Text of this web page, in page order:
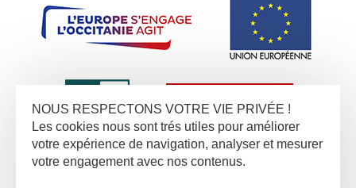
NOUS RESPECTONS VOTRE VIE PRIVÉE !
Les cookies nous sont trés utiles pour améliorer
votre expérience de navigation, analyser et mesurer
votre engagement avec nos contenus.